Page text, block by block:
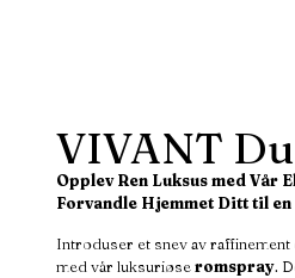
VIVANT
Opplev Ren Luksus med Vår
Forvandle Hjemmet Ditt til en
Introduser et snev av raffinement
med vår luksuriøseromspray.